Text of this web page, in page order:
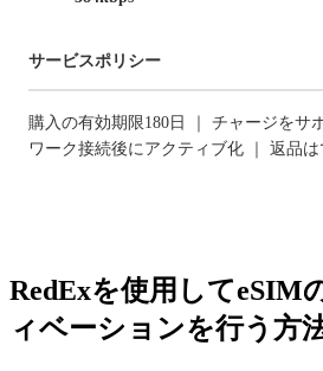
サービスポリシー
購入の有効期限180日 ｜ チャージをサ
ワーク接続後にアクティブ化 ｜ 返品
RedExを使用してeSIM
ィベーションを行う方